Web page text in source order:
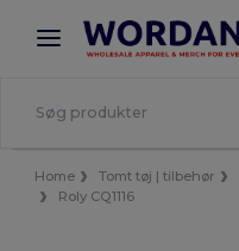
× Wordans-app
Bedre priser i appen!
Home Tomt tøj | tilbehør
Roly CQ1116